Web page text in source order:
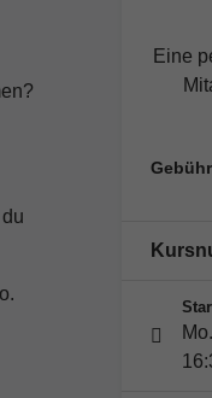
Eine
Gebühr